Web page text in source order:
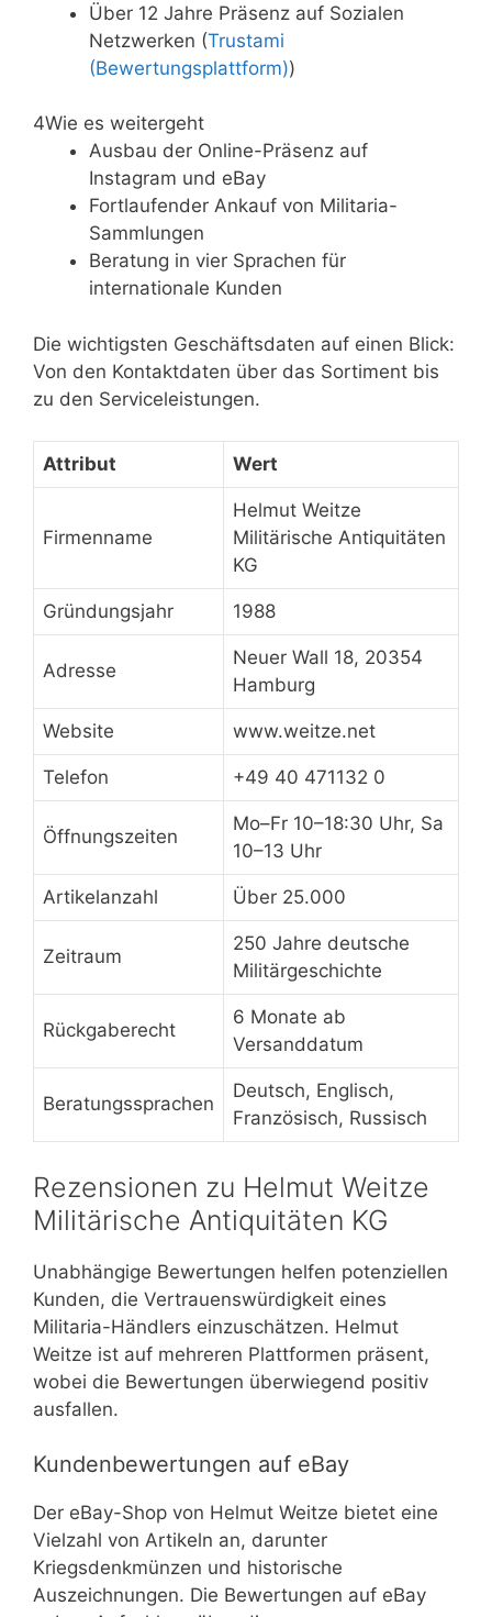
Über 12 Jahre Präsenz auf Sozialen
Netzwerken (Trustami
(Bewertungsplattform))
4Wie es weitergeht
Ausbau der Online-Präsenz auf
Instagram und eBay
Fortlaufender Ankauf von Militaria-
Sammlungen
Beratung in vier Sprachen für
internationale Kunden
Die wichtigsten Geschäftsdaten auf einen Blick:
Von den Kontaktdaten über das Sortiment bis
zu den Serviceleistungen.
Attribut Wert
Firmenname
Helmut Weitze
Militärische Antiquitäten
KG
Gründungsjahr 1988
Adresse
Neuer Wall 18, 20354
Hamburg
Website www.weitze.net
Telefon +49 40 471132 0
Öffnungszeiten
Mo–Fr 10–18:30 Uhr, Sa
10–13 Uhr
Artikelanzahl Über 25.000
Zeitraum
250 Jahre deutsche
Militärgeschichte
Rückgaberecht
6 Monate ab
Versanddatum
Beratungssprachen
Deutsch, Englisch,
Französisch, Russisch
Rezensionen zu Helmut Weitze
Militärische Antiquitäten KG
Unabhängige Bewertungen helfen potenziellen
Kunden, die Vertrauenswürdigkeit eines
Militaria-Händlers einzuschätzen. Helmut
Weitze ist auf mehreren Plattformen präsent,
wobei die Bewertungen überwiegend positiv
ausfallen.
Kundenbewertungen auf eBay
Der eBay-Shop von Helmut Weitze bietet eine
Vielzahl von Artikeln an, darunter
Kriegsdenkmünzen und historische
Auszeichnungen. Die Bewertungen auf eBay